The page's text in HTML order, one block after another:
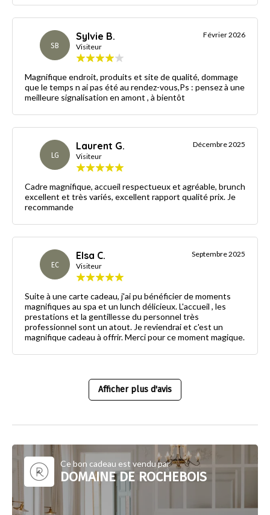
SB
Sylvie B.
Visiteur
Février 2026
Magnifique endroit, produits et site de qualité, dommage
que le temps n ai pas été au rendez-vous,Ps : pensez à une
meilleure signalisation en amont , à bientôt
LG
Laurent G.
Visiteur
Décembre 2025
Cadre magnifique, accueil respectueux et agréable, brunch
excellent et très variés, excellent rapport qualité prix. Je
recommande
EC
Elsa C.
Visiteur
Septembre 2025
Suite à une carte cadeau, j'ai pu bénéficier de moments
magnifiques au spa et un lunch délicieux. L'accueil , les
prestations et la gentillesse du personnel très
professionnel sont un atout. Je reviendrai et c'est un
magnifique cadeau à offrir. Merci pour ce moment magique.
Afficher plus d'avis
Ce bon cadeau est vendu par
DOMAINE DE ROCHEBOIS